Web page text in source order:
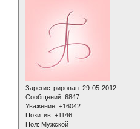
Зарегистрирован: 29-05-2012
Сообщений: 6847
Уважение: +16042
Позитив: +1146
Пол: Мужской